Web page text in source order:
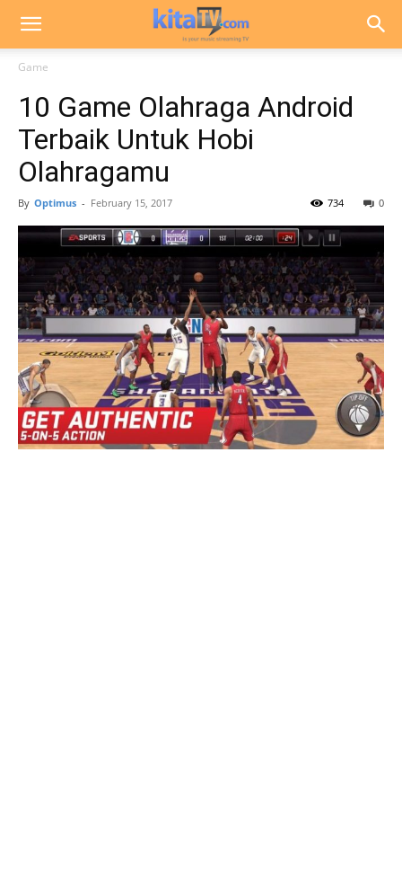
Game
10 Game Olahraga Android
Terbaik Untuk Hobi
Olahragamu
By Optimus - February 15, 2017 0
734